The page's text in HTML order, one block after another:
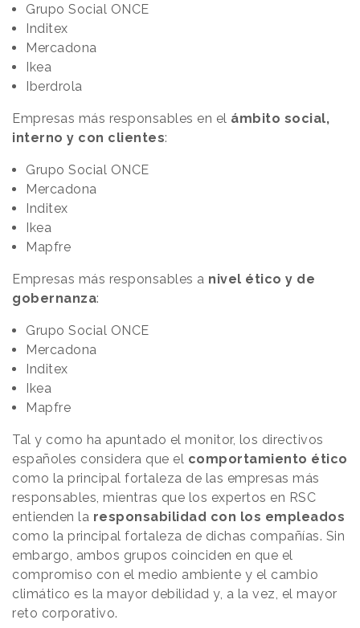
Grupo Social ONCE
Inditex
Mercadona
Ikea
Iberdrola
Empresas más responsables en el ámbito social,
interno y con clientes:
Grupo Social ONCE
Mercadona
Inditex
Ikea
Mapfre
Empresas más responsables a nivel ético y de
gobernanza:
Grupo Social ONCE
Mercadona
Inditex
Ikea
Mapfre
Tal y como ha apuntado el monitor, los directivos
españoles considera que el comportamiento ético
como la principal fortaleza de las empresas más
responsables, mientras que los expertos en RSC
entienden la responsabilidad con los empleados
como la principal fortaleza de dichas compañías. Sin
embargo, ambos grupos coinciden en que el
compromiso con el medio ambiente y el cambio
climático es la mayor debilidad y, a la vez, el mayor
reto corporativo.